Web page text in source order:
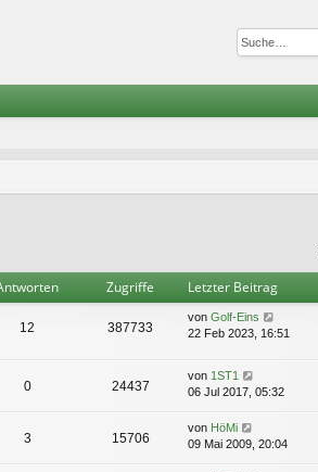
Zugriffe Letzter Beitrag
12 387733
von Golf-Eins
22 Feb 2023, 16:51
0 24437
von 1ST1
06 Jul 2017, 05:32
3 15706
von HöMi
09 Mai 2009, 20:04